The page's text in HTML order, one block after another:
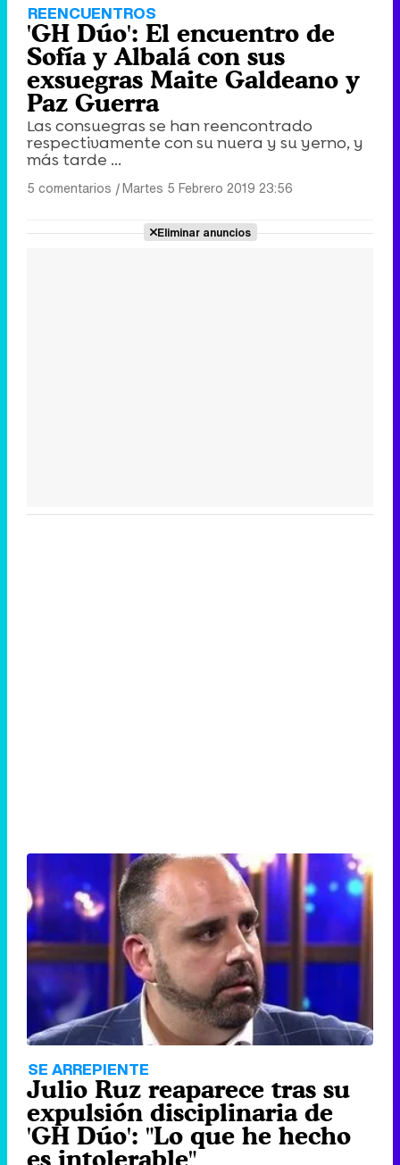
REENCUENTROS
'GH Dúo': El encuentro de
Sofía y Albalá con sus
exsuegras Maite Galdeano y
Paz Guerra
Las consuegras se han reencontrado
respectivamente con su nuera y su yerno, y
más tarde ...
5 comentarios |Martes 5 Febrero 2019 23:56
Eliminar anuncios
SE ARREPIENTE
Julio Ruz reaparece tras su
expulsión disciplinaria de
'GH Dúo': "Lo que he hecho
es intolerable"